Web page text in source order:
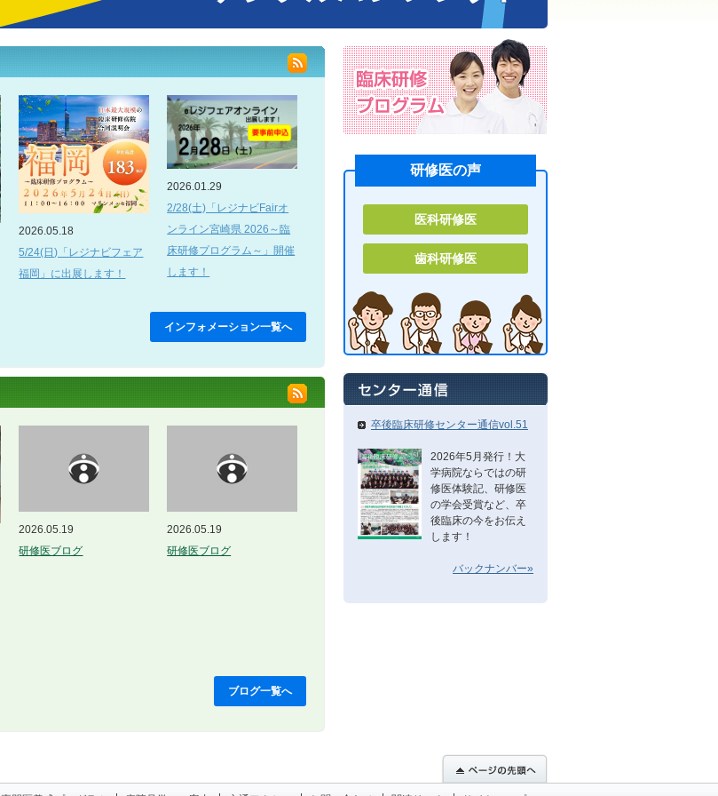
2026.05.18
5/24(日)「レジナビフェア
福岡」に出展します！
2026.01.29
2/28(土)「レジナビFairオ
ンライン宮崎県 2026～臨
床研修プログラム～」開催
します！
インフォメーション一覧へ
2026.05.19
研修医ブログ
2026.05.19
研修医ブログ
ブログ一覧へ
研修医の声
医科研修医
歯科研修医
卒後臨床研修センター通信vol.51
2026年5月発行！大
学病院ならではの研
修医体験記、研修医
の学会受賞など、卒
後臨床の今をお伝え
します！
バックナンバー»